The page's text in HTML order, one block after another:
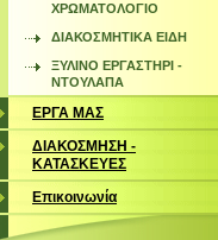
ΧΡΩΜΑΤΟΛΟΓΙΟ
ΔΙΑΚΟΣΜΗΤΙΚΑ ΕΙΔΗ
ΞΥΛΙΝΟ ΕΡΓΑΣΤΗΡΙ -
ΝΤΟΥΛΑΠΑ
ΕΡΓΑ ΜΑΣ
ΔΙΑΚΟΣΜΗΣΗ -
ΚΑΤΑΣΚΕΥΕΣ
Επικοινωνία